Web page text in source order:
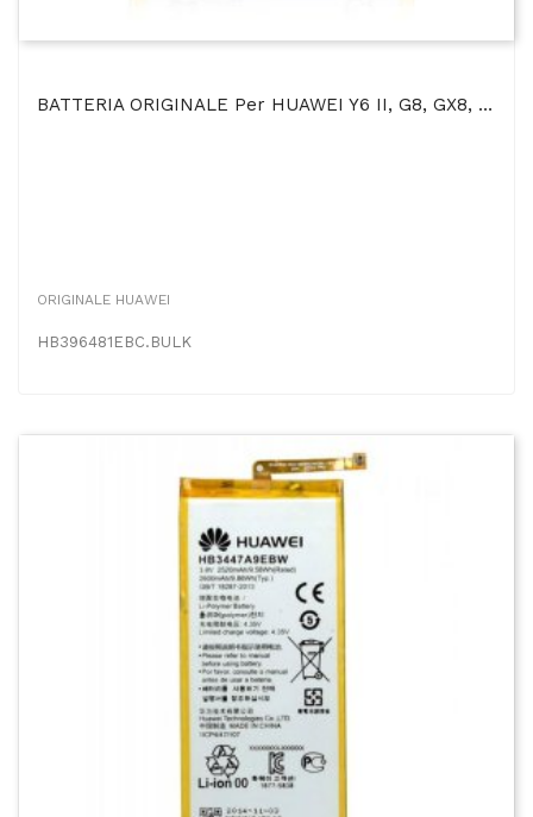
BATTERIA ORIGINALE Per HUAWEI Y6 II, G8, GX8, HONOR 6 4G LTE, HONOR 5X - 3000 MAh LI-ION BULK
ORIGINALE HUAWEI
HB396481EBC.BULK